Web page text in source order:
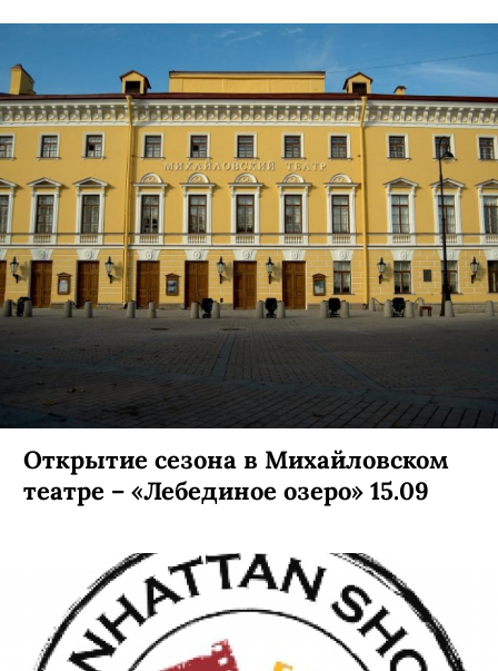
Открытие сезона в Михайловском
театре – «Лебединое озеро» 15.09